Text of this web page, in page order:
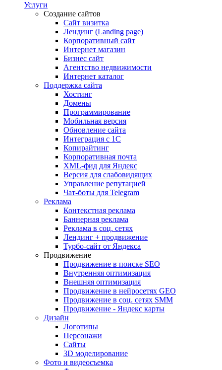
Услуги
Создание сайтов
Сайт визитка
Лендинг (Landing page)
Корпоративный сайт
Интернет магазин
Бизнес сайт
Агентство недвижимости
Интернет каталог
Поддержка сайта
Хостинг
Домены
Программирование
Мобильная версия
Обновление сайта
Интеграция с 1С
Копирайтинг
Корпоративная почта
XML-фид для Яндекс
Версия для слабовидящих
Управление репутацией
Чат-боты для Telegram
Реклама
Контекстная реклама
Баннерная реклама
Реклама в соц. сетях
Лендинг + продвижение
Турбо-сайт от Яндекса
Продвижение
Продвижение в поиске SEO
Внутренняя оптимизация
Внешняя оптимизация
Продвижение в нейросетях GEO
Продвижение в соц. сетях SMM
Продвижение - Яндекс карты
Дизайн
Логотипы
Персонажи
Сайты
3D моделирование
Фото и видеосъемка